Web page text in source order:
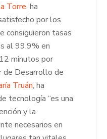
Torre, ha
por los
consiguieron tasas
al 99.9% en
minutos por
de Desarrollo de
Truán, ha
tecnología “es una
y la
necesarios en